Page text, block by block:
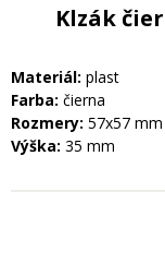
Klzák
Materiál: plast
Farba: čierna
Rozmery: 57x57 mm
Výška: 35 mm